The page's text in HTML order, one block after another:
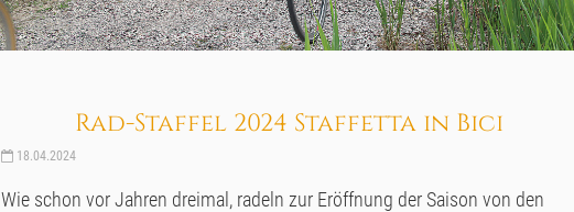
Rad-Staffel 2024 Staffetta in Bici
18.04.2024
Wie schon vor Jahren dreimal, radeln zur Eröffnung der Saison von den